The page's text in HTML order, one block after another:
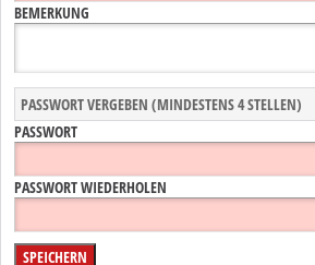
BEMERKUNG
PASSWORT VERGEBEN (MINDESTENS 4 STELLEN)
PASSWORT
PASSWORT WIEDERHOLEN